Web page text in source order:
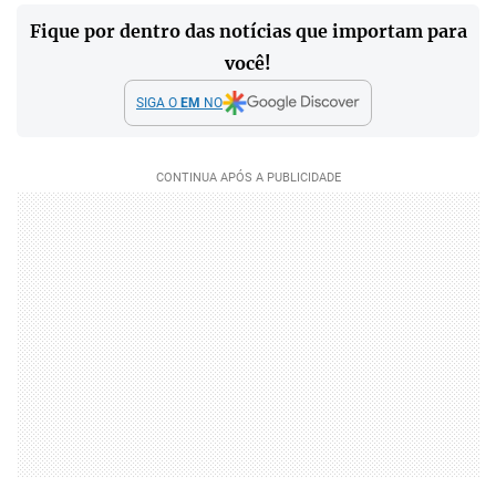
Fique por dentro das notícias que importam para
você!
SIGA O EM NO